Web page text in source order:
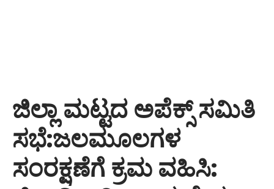
ಜಿಲ್ಲಾ ಮಟ್ಟದ ಅಪೆಕ್ಸ್ ಸಮಿತಿ
ಸಭೆ:ಜಲಮೂಲಗಳ
ಸಂರಕ್ಷಣೆಗೆ ಕ್ರಮ ವಹಿಸಿ: